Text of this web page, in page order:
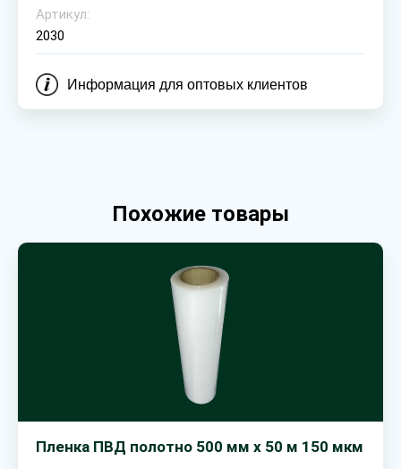
Артикул:
2030
Информация для оптовых клиентов
Похожие товары
Пленка ПВД полотно 500 мм х 50 м 150 мкм